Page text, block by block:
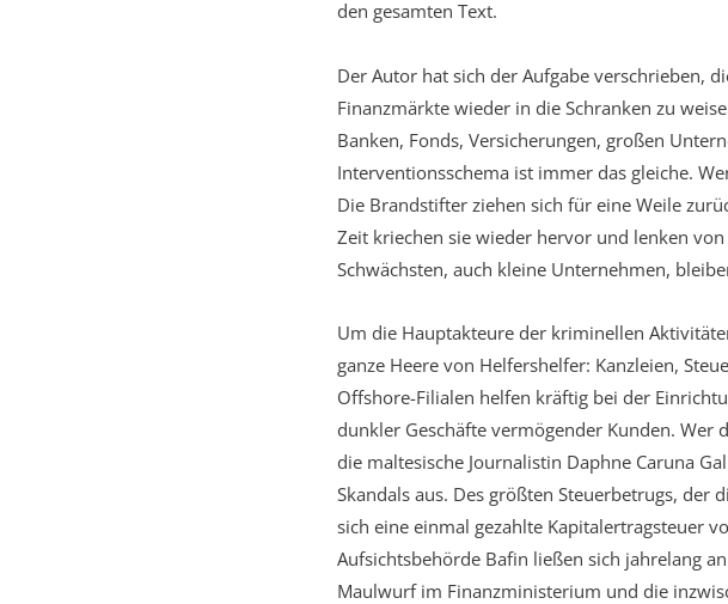
den gesamten Text.
Der Autor hat sich der Aufgabe verschrieben,
Finanzmärkte wieder in die Schranken zu
Banken, Fonds, Versicherungen, großen
Interventionsschema ist immer das gleiche.
Die Brandstifter ziehen sich für eine Weile
Zeit kriechen sie wieder hervor und lenken
Schwächsten, auch kleine Unternehmen,
Um die Hauptakteure der kriminellen
ganze Heere von Helfershelfer: Kanzleien,
Offshore-Filialen helfen kräftig bei der
dunkler Geschäfte vermögender Kunden.
die maltesische Journalistin Daphne Caruna
Skandals aus. Des größten Steuerbetrugs, der
sich eine einmal gezahlte Kapitalertragsteuer
Aufsichtsbehörde Bafin ließen sich jahrelang
Maulwurf im Finanzministerium und die